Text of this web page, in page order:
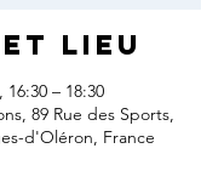
et lieu
16:30 – 18:30
89 Rue des Sports,
d'Oléron, France